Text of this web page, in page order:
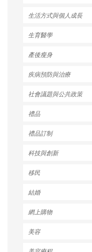
生活方式與個人成長
生育醫學
產後瘦身
疾病預防與治療
社會議題與公共政策
禮品
禮品訂制
科技與創新
移民
結婚
網上購物
美容